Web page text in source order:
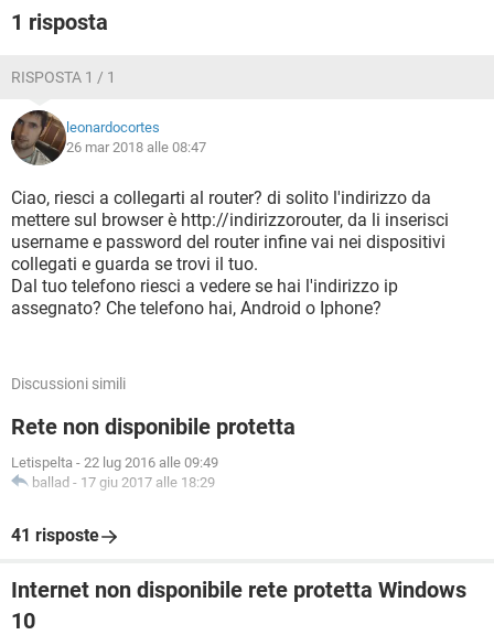
1 risposta
RISPOSTA 1 / 1
leonardocortes
26 mar 2018 alle 08:47
Ciao, riesci a collegarti al router? di solito l'indirizzo da
mettere sul browser è http://indirizzorouter, da li inserisci
username e password del router infine vai nei dispositivi
collegati e guarda se trovi il tuo.
Dal tuo telefono riesci a vedere se hai l'indirizzo ip
assegnato? Che telefono hai, Android o Iphone?
Discussioni simili
Rete non disponibile protetta
Letispelta - 22 lug 2016 alle 09:49
ballad - 17 giu 2017 alle 18:29
41 risposte
Internet non disponibile rete protetta Windows
10